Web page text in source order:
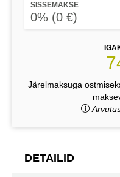
SISSEMAKSE
0% (0 €)
Järelmaksuga
DETAILID